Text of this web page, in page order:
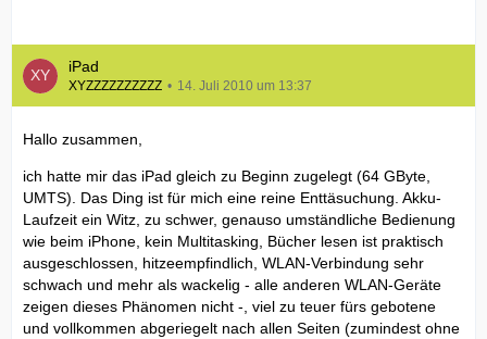
iPad
XYZZZZZZZZZZ 14. Juli 2010 um 13:37
Hallo zusammen,
ich hatte mir das iPad gleich zu Beginn zugelegt (64 GByte,
UMTS). Das Ding ist für mich eine reine Enttäsuchung. Akku-
Laufzeit ein Witz, zu schwer, genauso umständliche Bedienung
wie beim iPhone, kein Multitasking, Bücher lesen ist praktisch
ausgeschlossen, hitzeempfindlich, WLAN-Verbindung sehr
schwach und mehr als wackelig - alle anderen WLAN-Geräte
zeigen dieses Phänomen nicht -, viel zu teuer fürs gebotene
und vollkommen abgeriegelt nach allen Seiten (zumindest ohne